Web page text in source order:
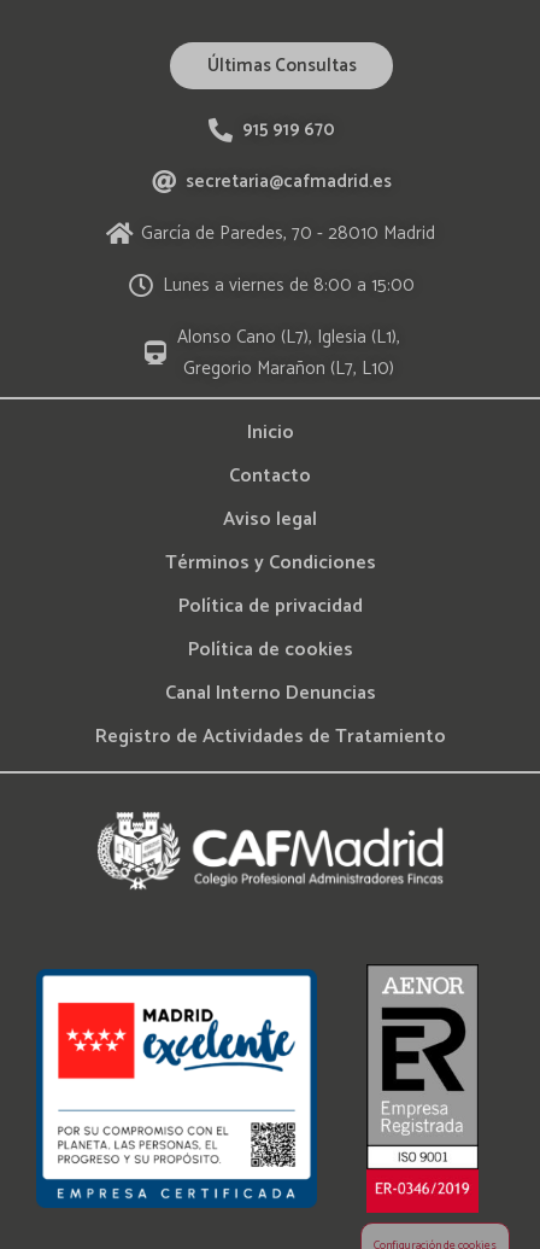
Últimas Consultas
915 919 670
secretaria@cafmadrid.es
García de Paredes, 70 - 28010 Madrid
Lunes a viernes de 8:00 a 15:00
Alonso Cano (L7), Iglesia (L1),
Gregorio Marañon (L7, L10)
Inicio
Contacto
Aviso legal
Términos y Condiciones
Política de privacidad
Política de cookies
Canal Interno Denuncias
Registro de Actividades de Tratamiento